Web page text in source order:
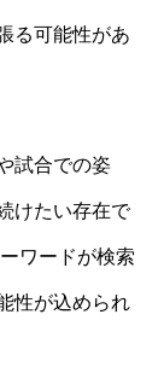
る可能性があ
試合での姿
けたい存在で
ワードが検索
性が込められ